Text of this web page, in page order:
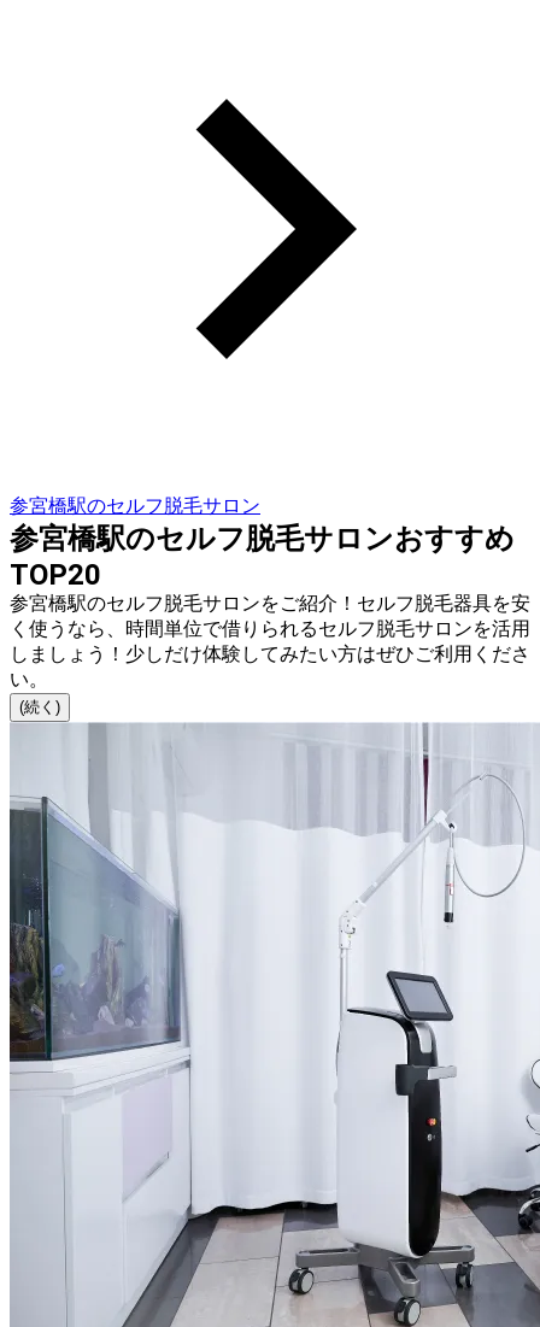
参宮橋駅のセルフ脱毛サロン
参宮橋駅のセルフ脱毛サロンおすすめ
TOP20
参宮橋駅のセルフ脱毛サロンをご紹介！セルフ脱毛器具を安
く使うなら、時間単位で借りられるセルフ脱毛サロンを活用
しましょう！少しだけ体験してみたい方はぜひご利用くださ
い。
(続く)